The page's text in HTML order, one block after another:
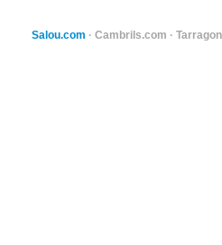
Salou.com · Cambrils.com ·